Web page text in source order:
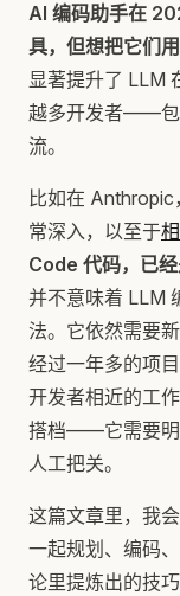
AI 编码助手在
具，但想把它们
显著提升了 LLM
越多开发者——
流。
比如在
常深入，以至于
Code 代码，已
并不意味着 LLM
法。它依然需要新
经过一年多的项
开发者相近的工
搭档——它需要明
人工把关。
这篇文章里，我
一起规划、编码
论里提炼出的技